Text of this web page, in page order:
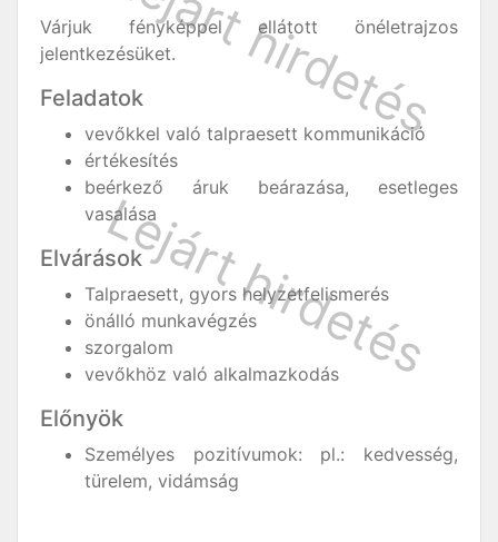
Várjuk fényképpel ellátott önéletrajzos
jelentkezésüket.
Feladatok
vevőkkel való talpraesett kommunikáció
értékesítés
beérkező áruk beárazása, esetleges
vasalása
Elvárások
Talpraesett, gyors helyzetfelismerés
önálló munkavégzés
szorgalom
vevőkhöz való alkalmazkodás
Előnyök
Személyes pozitívumok: pl.: kedvesség,
türelem, vidámság